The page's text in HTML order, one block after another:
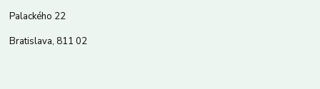
Palackého 22
Bratislava, 811 02